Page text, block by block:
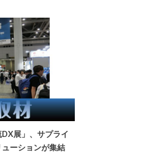
DX展」、サプライ
ーションが集結